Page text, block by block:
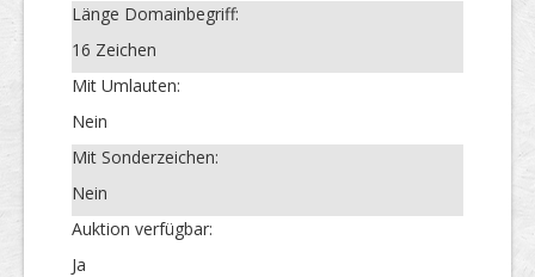
Länge Domainbegriff:
16 Zeichen
Mit Umlauten:
Nein
Mit Sonderzeichen:
Nein
Auktion verfügbar:
Ja